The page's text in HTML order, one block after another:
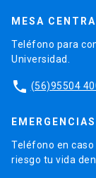
MESA
Teléfono para
Universidad.
phone (56)95504
Teléfono en
riesgo tu vida